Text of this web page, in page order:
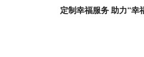
定制幸福服务 助力“幸